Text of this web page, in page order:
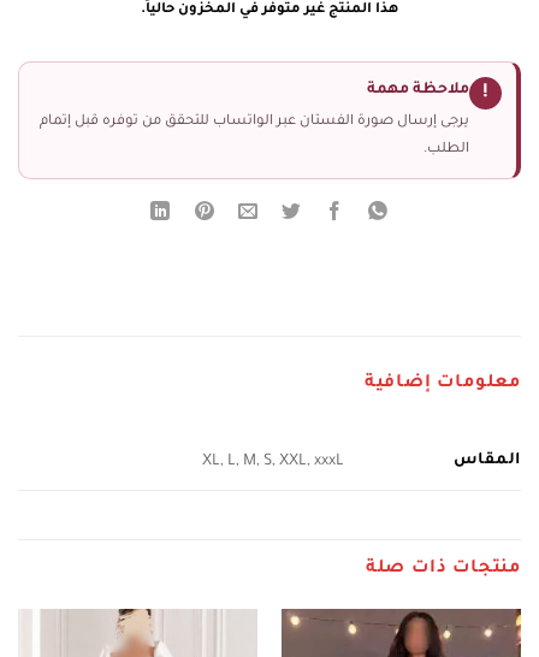
هذا المنتج غير متوفر في المخزون حالياً.
! ملاحظة مهمة
يرجى إرسال صورة الفستان عبر الواتساب للتحقق من توفره قبل إتمام
الطلب.
معلومات إضافية
المقاس XL, L, M, S, XXL, xxxL
منتجات ذات صلة